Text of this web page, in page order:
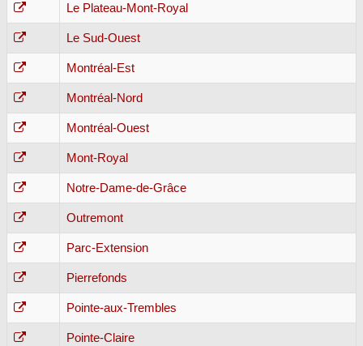
Le Plateau-Mont-Royal
Le Sud-Ouest
Montréal-Est
Montréal-Nord
Montréal-Ouest
Mont-Royal
Notre-Dame-de-Grâce
Outremont
Parc-Extension
Pierrefonds
Pointe-aux-Trembles
Pointe-Claire